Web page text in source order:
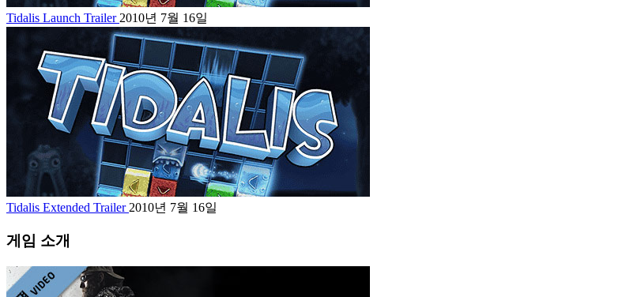
Tidalis Launch Trailer 2010년 7월 16일
Tidalis Extended Trailer 2010년 7월 16일
게임 소개